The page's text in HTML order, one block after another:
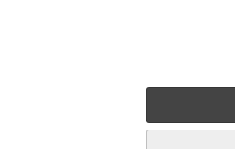
Elektronikzubehör +